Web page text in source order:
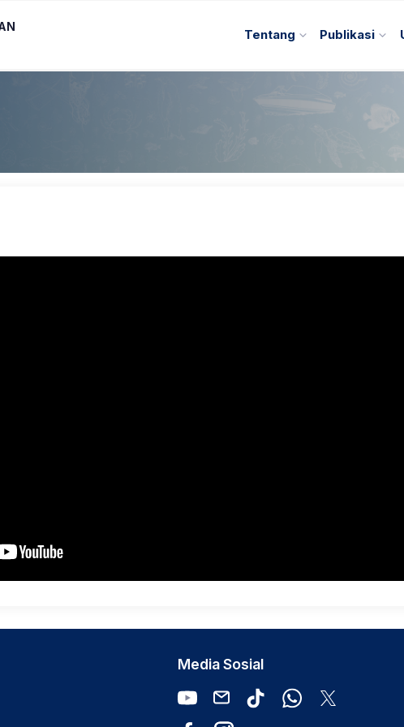
Tentang Publikasi
Media Sosial